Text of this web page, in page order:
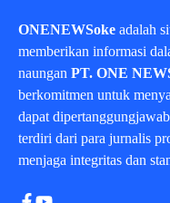
ONENEWSoke adalah
memberikan informasi
naungan PT. ONE
berkomitmen untuk
dapat
terdiri dari para jurnalis
menjaga integritas dan